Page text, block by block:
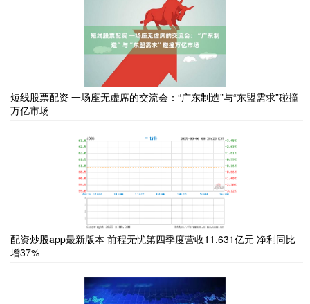
短线股票配资 一场座无虚席的交流会：“广东制造”与“东盟需求”碰撞
万亿市场
配资炒股app最新版本 前程无忧第四季度营收11.631亿元 净利同比
增37%